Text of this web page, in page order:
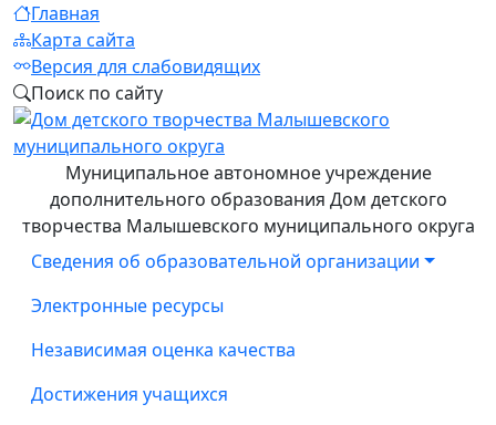
Главная
Карта сайта
Версия для слабовидящих
Поиск по сайту
Муниципальное автономное учреждение
дополнительного образования Дом детского
творчества Малышевского муниципального округа
Сведения об образовательной организации
Электронные ресурсы
Независимая оценка качества
Достижения учащихся